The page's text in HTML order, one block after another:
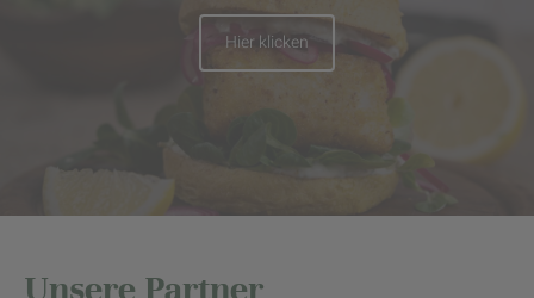
Hier klicken